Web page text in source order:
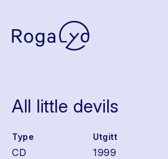
All little devils
Type
CD
Utgitt
1999